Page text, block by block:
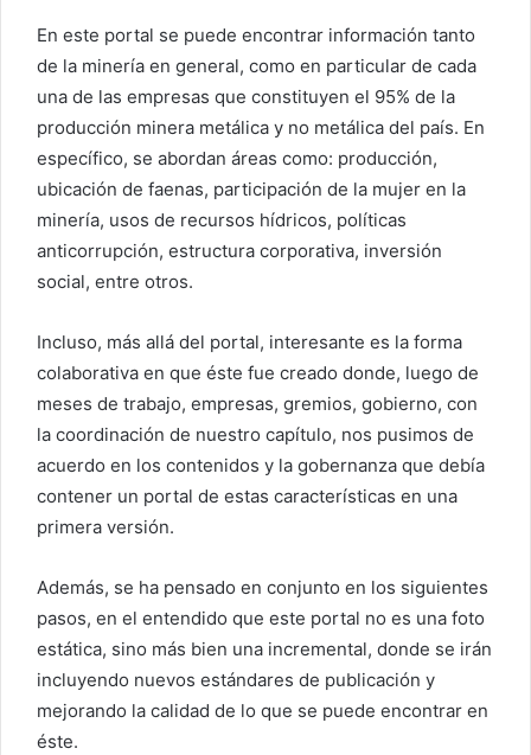
En este portal se puede encontrar información tanto
de la minería en general, como en particular de cada
una de las empresas que constituyen el 95% de la
producción minera metálica y no metálica del país. En
específico, se abordan áreas como: producción,
ubicación de faenas, participación de la mujer en la
minería, usos de recursos hídricos, políticas
anticorrupción, estructura corporativa, inversión
social, entre otros.
Incluso, más allá del portal, interesante es la forma
colaborativa en que éste fue creado donde, luego de
meses de trabajo, empresas, gremios, gobierno, con
la coordinación de nuestro capítulo, nos pusimos de
acuerdo en los contenidos y la gobernanza que debía
contener un portal de estas características en una
primera versión.
Además, se ha pensado en conjunto en los siguientes
pasos, en el entendido que este portal no es una foto
estática, sino más bien una incremental, donde se irán
incluyendo nuevos estándares de publicación y
mejorando la calidad de lo que se puede encontrar en
éste.